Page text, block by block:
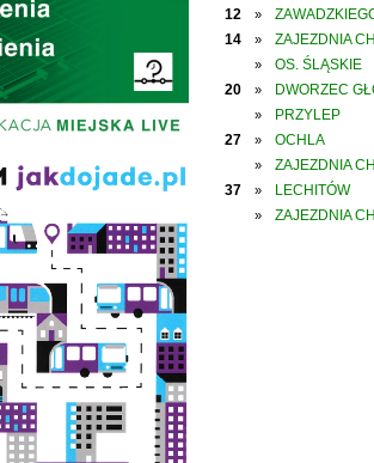
12
»
14
» ZAJEZDNIA
»
OS. ŚLĄSKIE
20
» DWORZEC
»
PRZYLEP
27
» OCHLA
»
ZAJEZDNIA
37
» LECHITÓW
» ZAJEZDNIA